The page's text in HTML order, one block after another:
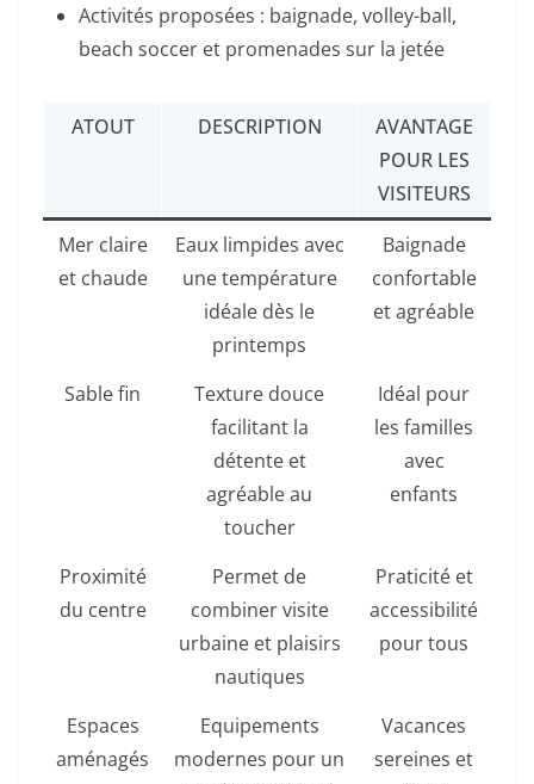
Activités proposées : baignade, volley-ball,
beach soccer et promenades sur la jetée
ATOUT DESCRIPTION
AVANTAGE
POUR LES
VISITEURS
Mer claire
et chaude
Eaux limpides avec
une température
idéale dès le
printemps
Baignade
confortable
et agréable
Sable fin
Texture douce
facilitant la
détente et
agréable au
toucher
Idéal pour
les familles
avec
enfants
Proximité
du centre
Permet de
combiner visite
urbaine et plaisirs
nautiques
Praticité et
accessibilité
pour tous
Espaces
aménagés
Equipements
modernes pour un
Vacances
sereines et